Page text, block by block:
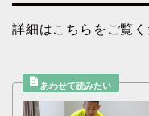
詳細はこちらをご覧